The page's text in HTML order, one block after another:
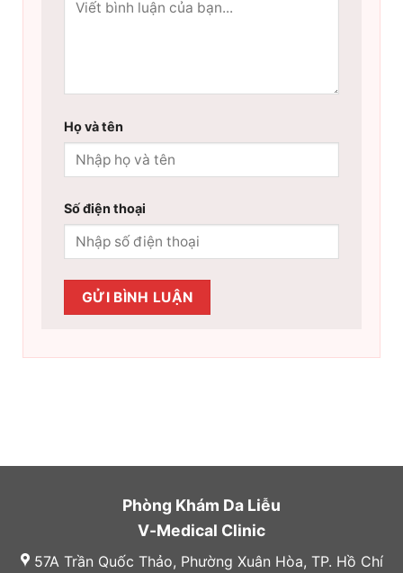
Họ và tên
Số điện thoại
Phòng Khám Da Liễu
V-Medical Clinic
57A Trần Quốc Thảo, Phường Xuân Hòa, TP. Hồ Chí